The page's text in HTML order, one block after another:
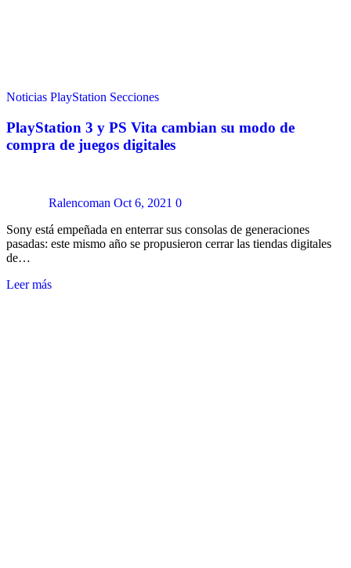
Noticias PlayStation Secciones
PlayStation 3 y PS Vita cambian su modo de
compra de juegos digitales
Ralencoman Oct 6, 2021 0
Sony está empeñada en enterrar sus consolas de generaciones
pasadas: este mismo año se propusieron cerrar las tiendas digitales
de…
Leer más